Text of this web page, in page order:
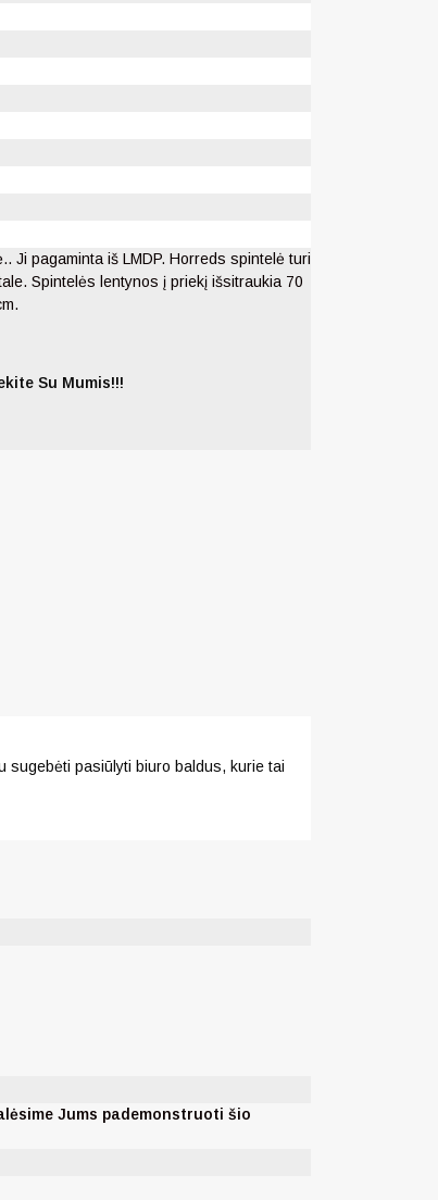
Ji pagaminta iš LMDP. Horreds spintelė turi
Spintelės lentynos į priekį išsitraukia 70
Su Mumis!!!
sugebėti pasiūlyti biuro baldus, kurie tai
Jums pademonstruoti šio